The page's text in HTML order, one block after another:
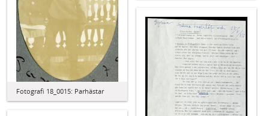
Fotografi 18_0015: Parhästar